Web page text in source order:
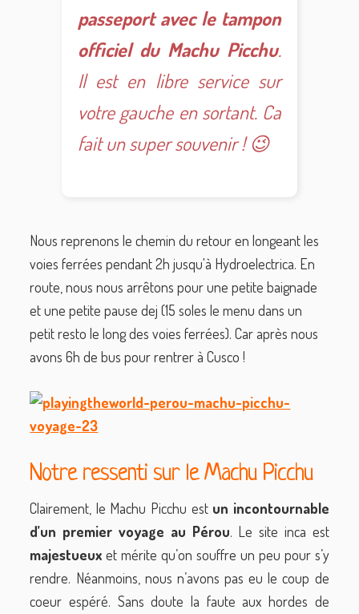
passeport avec le tampon
officiel du Machu Picchu.
Il est en libre service sur
votre gauche en sortant. Ca
fait un super souvenir ! 😉
Nous reprenons le chemin du retour en longeant les
voies ferrées pendant 2h jusqu'à Hydroelectrica. En
route, nous nous arrêtons pour une petite baignade
et une petite pause dej (15 soles le menu dans un
petit resto le long des voies ferrées). Car après nous
avons 6h de bus pour rentrer à Cusco !
Notre ressenti sur le Machu Picchu
Clairement, le Machu Picchu est un incontournable
d’un premier voyage au Pérou. Le site inca est
majestueux et mérite qu’on souffre un peu pour s’y
rendre. Néanmoins, nous n’avons pas eu le coup de
coeur espéré. Sans doute la faute aux hordes de